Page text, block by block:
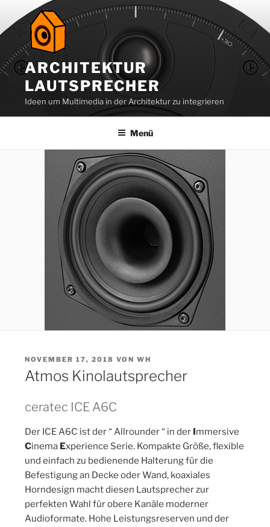
Inhalt
springen
ARCHITEKTUR
LAUTSPRECHER
Ideen um Multimedia in der Architektur zu integrieren
Menü
VERÖFFENTLICHT
AM
NOVEMBER 17, 2018 VONWH
Atmos Kinolautsprecher
ceratec ICE A6C
Der ICE A6C ist der “ Allrounder “ in der Immersive
Cinema Experience Serie. Kompakte Größe, flexible
und einfach zu bedienende Halterung für die
Befestigung an Decke oder Wand, koaxiales
Horndesign macht diesen Lautsprecher zur
perfekten Wahl für obere Kanäle moderner
Audioformate. Hohe Leistungsreserven und der